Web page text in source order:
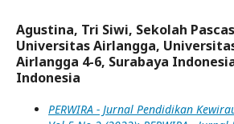
Agustina, Tri Siwi, Sekolah
Universitas Airlangga,
Airlangga 4-6, Surabaya
Indonesia
PERWIRA - Jurnal Pendidikan